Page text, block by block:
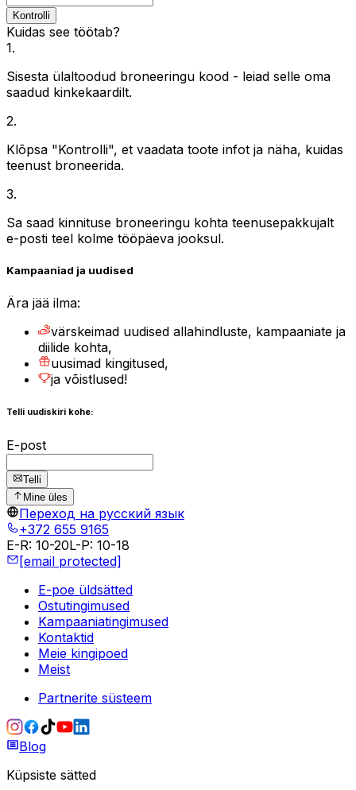
Kontrolli
Kuidas see töötab?
1.
Sisesta ülaltoodud broneeringu kood - leiad selle oma
saadud kinkekaardilt.
2.
Klõpsa "Kontrolli", et vaadata toote infot ja näha, kuidas
teenust broneerida.
3.
Sa saad kinnituse broneeringu kohta teenusepakkujalt
e-posti teel kolme tööpäeva jooksul.
Kampaaniad ja uudised
Ära jää ilma:
värskeimad uudised allahindluste, kampaaniate ja
diilide kohta,
uusimad kingitused,
ja võistlused!
Telli uudiskiri kohe:
E-post
Telli
Mine üles
Переход на русский язык
+372 655 9165
E-R: 10-20L-P: 10-18
[email protected]
E-poe üldsätted
Ostutingimused
Kampaaniatingimused
Kontaktid
Meie kingipoed
Meist
Partnerite süsteem
Blog
Küpsiste sätted